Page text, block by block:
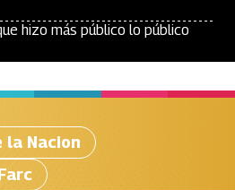
hizo más público lo público
la Nacion